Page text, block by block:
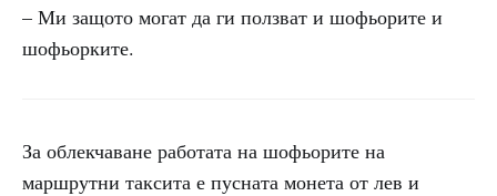
– Ми защото могат да ги ползват и шофьорите и
шофьорките.
За облекчаване работата на шофьорите на
маршрутни таксита е пусната монета от лев и